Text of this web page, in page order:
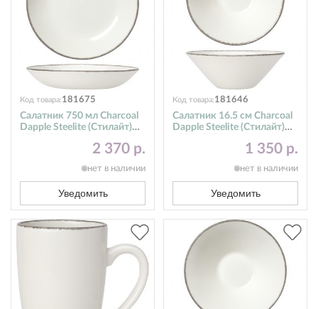
Код товара:181675
Салатник 750 мл Charcoal
Dapple Steelite (Стилайт)
2 370 р.
нет в наличии
Уведомить
Код товара:181646
Салатник 16.5 см Charcoal
Dapple Steelite (Стилайт)
1 350 р.
нет в наличии
Уведомить